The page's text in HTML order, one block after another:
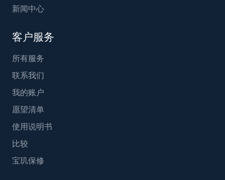
新闻中心
客户服务
所有服务
联系我们
我的账户
愿望清单
使用说明书
比较
宝玑保修